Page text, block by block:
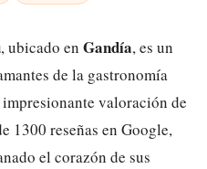
, ubicado en Gandía, es un
de la gastronomía
valoración de
1300 reseñas en Google,
el corazón de sus